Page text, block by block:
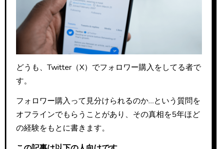
どうも、Twitter（X）でフォロワー購入をしてる者で
す。
フォロワー購入って見分けられるのか…という質問を
オフラインでもらうことがあり、その真相を5年ほど
の経験をもとに書きます。